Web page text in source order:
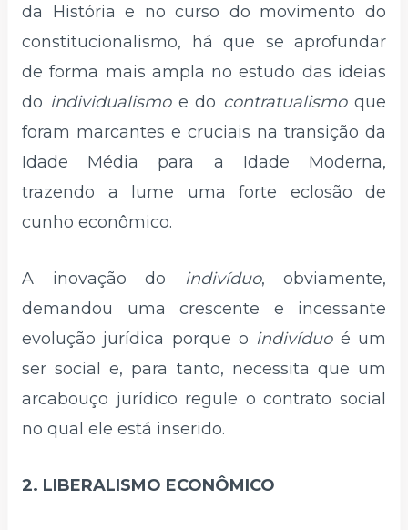
da História e no curso do movimento do
constitucionalismo, há que se aprofundar
de forma mais ampla no estudo das ideias
do individualismoe do contratualismoque
foram marcantes e cruciais na transição da
Idade Média para a Idade Moderna,
trazendo a lume uma forte eclosão de
cunho econômico.
A inovação do indivíduo, obviamente,
demandou uma crescente e incessante
evolução jurídica porque o indivíduoé um
ser social e, para tanto, necessita que um
arcabouço jurídico regule o contrato social
no qual ele está inserido.
2. LIBERALISMO ECONÔMICO